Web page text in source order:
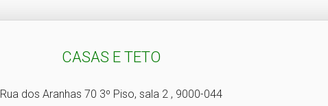
CASAS E TETO
Rua dos Aranhas 70 3º Piso, sala 2 , 9000-044